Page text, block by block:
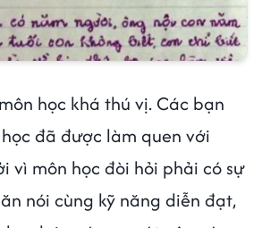
học khá thú vị. Các bạn
đã được làm quen với
vì môn học đòi hỏi phải có sự
nói cùng kỹ năng diễn đạt,